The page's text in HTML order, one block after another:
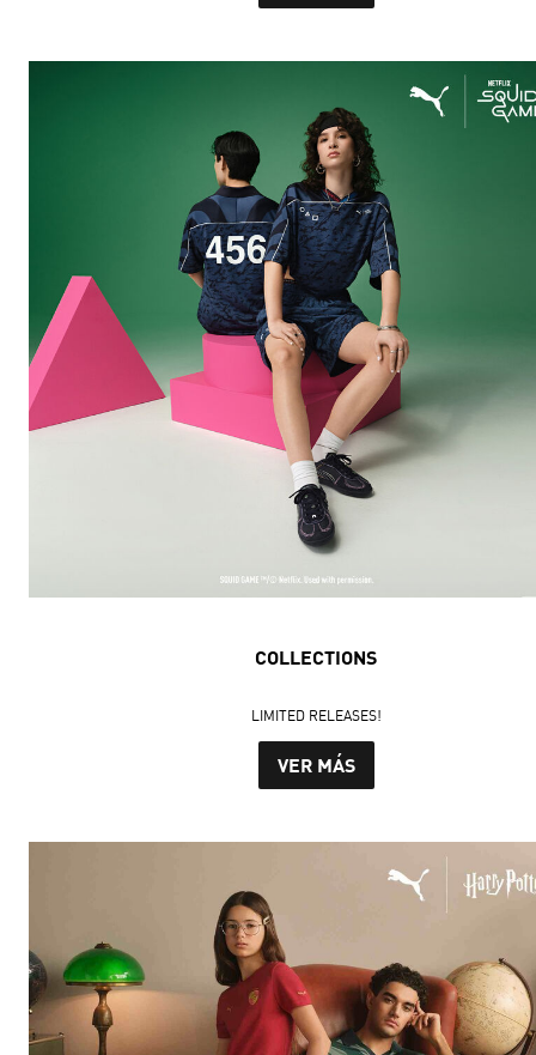
COLLECTIONS
LIMITED RELEASES!
VER MÁS